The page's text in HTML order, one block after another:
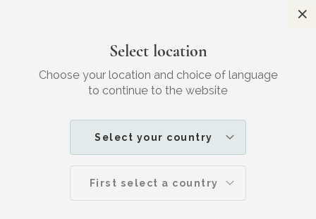
Gevoelige huid? Keep Calm and Carry
On
Select location
Choose your location and choice of language
to continue to the website
Select your country
First select a country